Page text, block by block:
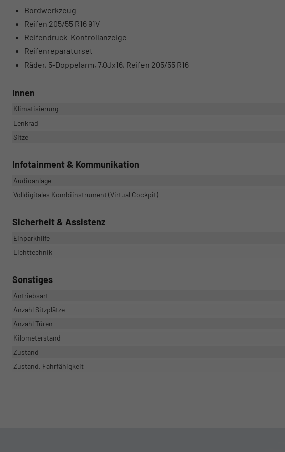
Bordwerkzeug
Reifen 205/55 R16 91V
Reifendruck-Kontrollanzeige
Reifenreparaturset
Räder, 5-Doppelarm, 7,0Jx16, Reifen 205/55 R16
Innen
Klimatisierung
Lenkrad
Sitze
Infotainment & Kommunikation
Audioanlage
Volldigitales Kombiinstrument (Virtual Cockpit)
Sicherheit & Assistenz
Einparkhilfe
Lichttechnik
Sonstiges
Antriebsart
Anzahl Sitzplätze
Anzahl Türen
Kilometerstand
Zustand
Zustand, Fahrfähigkeit